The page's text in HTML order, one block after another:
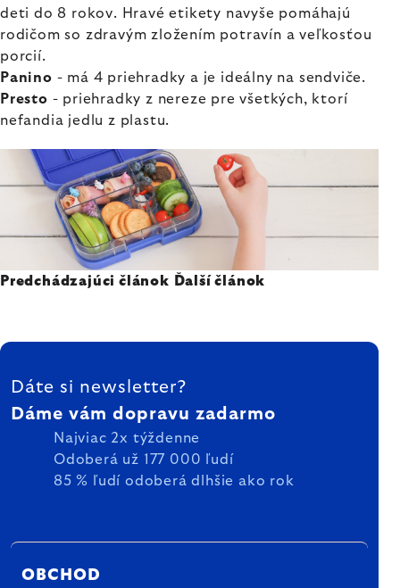
deti do 8 rokov. Hravé etikety navyše pomáhajú
rodičom so zdravým zložením potravín a veľkosťou
porcií.
Panino - má 4 priehradky a je ideálny na sendviče.
Presto - priehradky z nereze pre všetkých, ktorí
nefandia jedlu z plastu.
Predchádzajúci článok Ďalší článok
ZÁPÄTIE
Dáte si newsletter?
Dáme vám dopravu zadarmo
Najviac 2x týždenne
Odoberá už 177 000 ľudí
85 % ľudí odoberá dlhšie ako rok
OBCHOD